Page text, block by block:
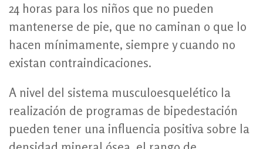
24 horas para los niños que no pueden
mantenerse de pie, que no caminan o que lo
hacen mínimamente, siempre y cuando no
existan contraindicaciones.
A nivel del sistema musculoesquelético la
realización de programas de bipedestación
pueden tener una influencia positiva sobre la